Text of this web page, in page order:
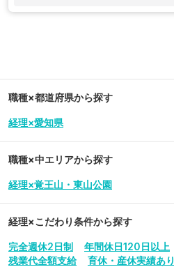
職種×都道府県から探す
経理×愛知県
職種×中エリアから探す
経理×覚王山・東山公園
経理×こだわり条件から探す
完全週休2日制 年間休日120日以上
残業代全額支給
育休・産休実績あり